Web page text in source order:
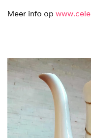
Meer info op